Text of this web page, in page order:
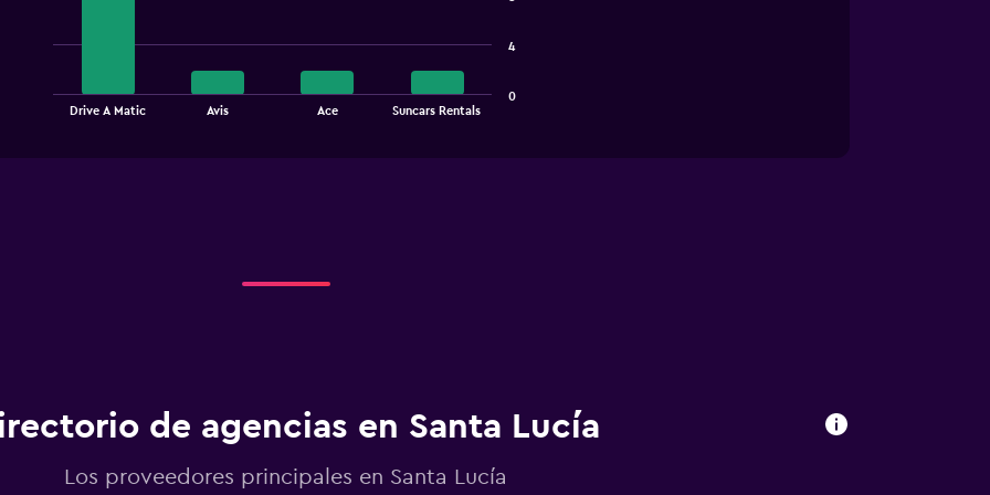
chart
axis
displaying
Range:
Drive A Matic Avis Ace Suncars Rentals
0
4
de agencias en Santa Lucía
Los proveedores principales en Santa Lucía